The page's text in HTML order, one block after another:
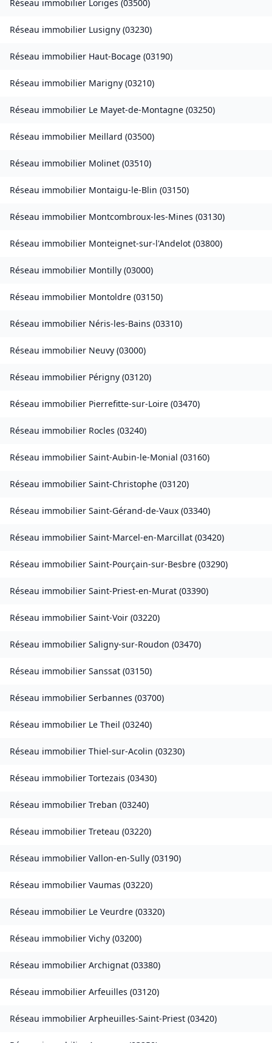
Réseau immobilier Loriges (03500)
Réseau immobilier Lusigny (03230)
Réseau immobilier Haut-Bocage (03190)
Réseau immobilier Marigny (03210)
Réseau immobilier Le Mayet-de-Montagne (03250)
Réseau immobilier Meillard (03500)
Réseau immobilier Molinet (03510)
Réseau immobilier Montaigu-le-Blin (03150)
Réseau immobilier Montcombroux-les-Mines (03130)
Réseau immobilier Monteignet-sur-l'Andelot (03800)
Réseau immobilier Montilly (03000)
Réseau immobilier Montoldre (03150)
Réseau immobilier Néris-les-Bains (03310)
Réseau immobilier Neuvy (03000)
Réseau immobilier Périgny (03120)
Réseau immobilier Pierrefitte-sur-Loire (03470)
Réseau immobilier Rocles (03240)
Réseau immobilier Saint-Aubin-le-Monial (03160)
Réseau immobilier Saint-Christophe (03120)
Réseau immobilier Saint-Gérand-de-Vaux (03340)
Réseau immobilier Saint-Marcel-en-Marcillat (03420)
Réseau immobilier Saint-Pourçain-sur-Besbre (03290)
Réseau immobilier Saint-Priest-en-Murat (03390)
Réseau immobilier Saint-Voir (03220)
Réseau immobilier Saligny-sur-Roudon (03470)
Réseau immobilier Sanssat (03150)
Réseau immobilier Serbannes (03700)
Réseau immobilier Le Theil (03240)
Réseau immobilier Thiel-sur-Acolin (03230)
Réseau immobilier Tortezais (03430)
Réseau immobilier Treban (03240)
Réseau immobilier Treteau (03220)
Réseau immobilier Vallon-en-Sully (03190)
Réseau immobilier Vaumas (03220)
Réseau immobilier Le Veurdre (03320)
Réseau immobilier Vichy (03200)
Réseau immobilier Archignat (03380)
Réseau immobilier Arfeuilles (03120)
Réseau immobilier Arpheuilles-Saint-Priest (03420)